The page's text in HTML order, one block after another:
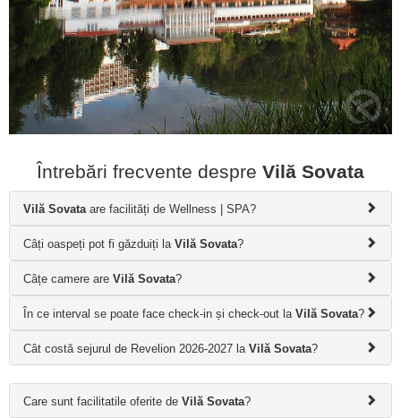
Întrebări frecvente despre Vilă Sovata
Vilă Sovata are facilități de Wellness | SPA?
Câți oaspeți pot fi găzduiți la Vilă Sovata?
Câțe camere are Vilă Sovata?
În ce interval se poate face check-in și check-out la Vilă Sovata?
Cât costă sejurul de Revelion 2026-2027 la Vilă Sovata?
Care sunt facilitatile oferite de Vilă Sovata?